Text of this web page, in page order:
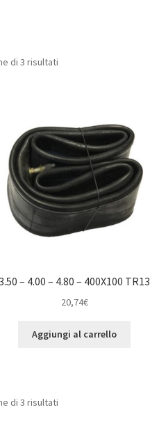
di 3 risultati
– 4.00 – 4.80 – 400X100 TR13
20,74€
Aggiungi al carrello
di 3 risultati